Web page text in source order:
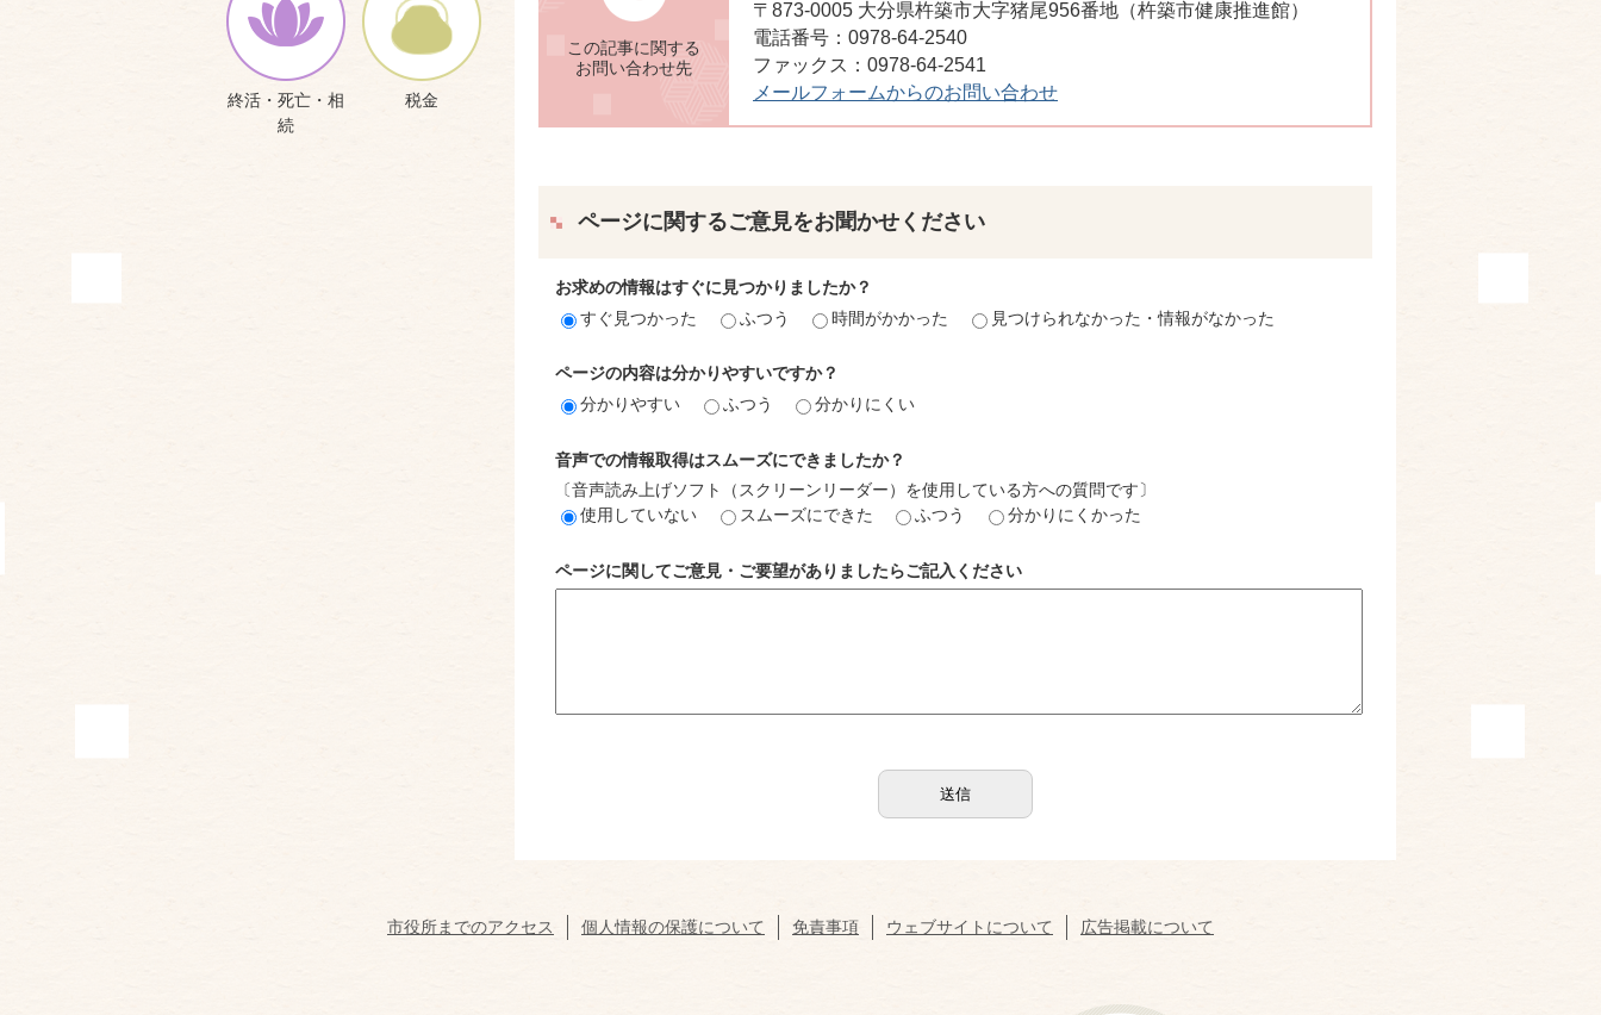
終活・死亡・相
続
税金
この記事に関する
お問い合わせ先
〒873-0005 大分県杵築市大字猪尾956番地（杵築市健康推進館）
電話番号：0978-64-2540
ファックス：0978-64-2541
メールフォームからのお問い合わせ
ページに関するご意見をお聞かせください
お求めの情報はすぐに見つかりましたか？
すぐ見つかった
ふつう 時間がかかった 見つけられなかった・情報がなかった
ページの内容は分かりやすいですか？
分かりやすい
ふつう 分かりにくい
音声での情報取得はスムーズにできましたか？
〔音声読み上げソフト（スクリーンリーダー）を使用している方への質問です〕
使用していない
スムーズにできた ふつう 分かりにくかった
ページに関してご意見・ご要望がありましたらご記入ください
市役所までのアクセス 個人情報の保護について 免責事項 ウェブサイトについて 広告掲載について